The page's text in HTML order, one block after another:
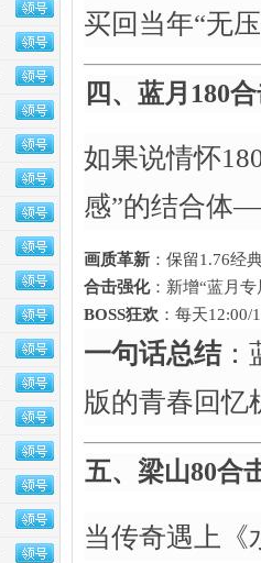
买回当年“无
四、蓝月180
如果说情怀
感”的结合体
画质革新 ：保留1.76经
合击强化：新增“蓝月
BOSS狂欢 ：每天
一句话总结：
版的青春回忆
五、梁山80合
当传奇遇上《